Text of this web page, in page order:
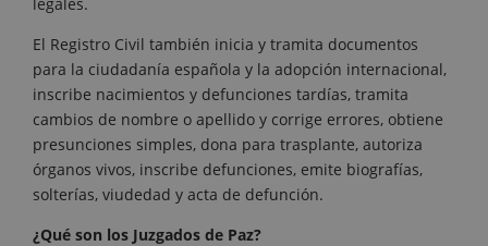
El Registro Civil también inicia y tramita documentos
para la ciudadanía española y la adopción internacional,
inscribe nacimientos y defunciones tardías, tramita
cambios de nombre o apellido y corrige errores, obtiene
presunciones simples, dona para trasplante, autoriza
órganos vivos, inscribe defunciones, emite biografías,
solterías, viudedad y acta de defunción.
¿Qué son los Juzgados de Paz?